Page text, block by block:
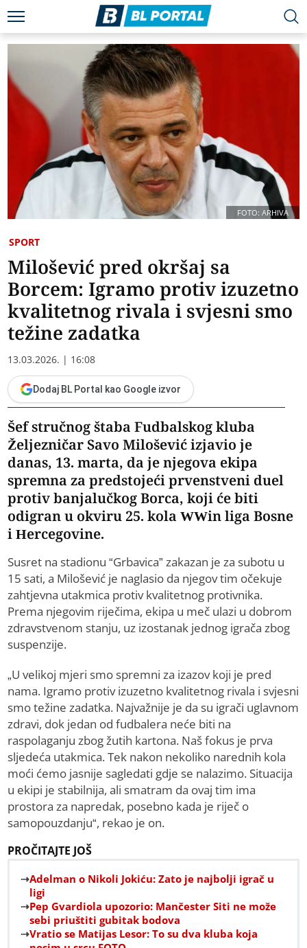
FOTO: ARHIVA
SPORT
Milošević pred okršaj sa
Borcem: Igramo protiv izuzetno
kvalitetnog rivala i svjesni smo
težine zadatka
13.03.2026. | 16:08
Dodaj BL Portal kao Google izvor
Šef stručnog štaba Fudbalskog kluba
Željezničar Savo Milošević izjavio je
danas, 13. marta, da je njegova ekipa
spremna za predstojeći prvenstveni duel
protiv banjalučkog Borca, koji će biti
odigran u okviru 25. kola WWin liga Bosne
i Hercegovine.
Susret na stadionu “Grbavica” zakazan je za subotu u
15 sati, a Milošević je naglasio da njegov tim očekuje
zahtjevna utakmica protiv kvalitetnog protivnika.
Prema njegovim riječima, ekipa u meč ulazi u dobrom
zdravstvenom stanju, uz izostanak jednog igrača zbog
suspenzije.
„U velikoj mjeri smo spremni za izazov koji je pred
nama. Igramo protiv izuzetno kvalitetnog rivala i svjesni
smo težine zadatka. Najvažnije je da su igrači uglavnom
zdravi, dok jedan od fudbalera neće biti na
raspolaganju zbog žutih kartona. Naš fokus je prva
sljedeća utakmica. Tek nakon nekoliko narednih kola
moći ćemo jasnije sagledati gdje se nalazimo. Situacija
u ekipi je stabilnija, ali smatram da ovaj tim ima
prostora za napredak, posebno kada je riječ o
samopouzdanju“, rekao je on.
PROČITAJTE JOŠ
Adelman o Nikoli Jokiću: Zato je najbolji igrač u
ligi
​Pep Gvardiola upozorio: Mančester Siti ne može
sebi priuštiti gubitak bodova
Vratio se Matijas Lesor: To su dva kluba koja